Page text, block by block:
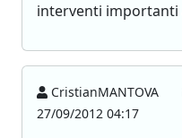
interventi importanti
CristianMANTOVA
27/09/2012 04:17